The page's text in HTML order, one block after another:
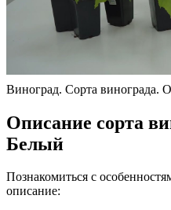
Виноград. Сорта
Описание сорта
Белый
Познакомиться с
описание: